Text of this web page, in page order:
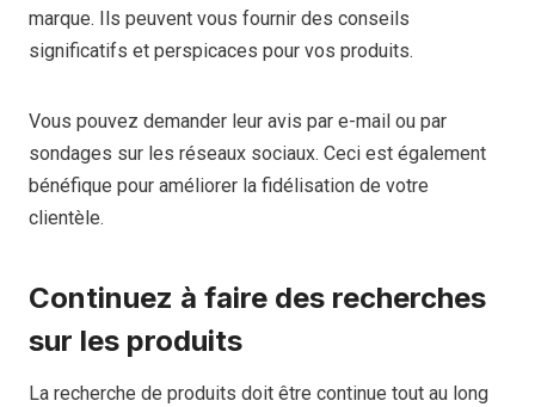
marque. Ils peuvent vous fournir des conseils
significatifs et perspicaces pour vos produits.
Vous pouvez demander leur avis par e-mail ou par
sondages sur les réseaux sociaux. Ceci est également
bénéfique pour améliorer la fidélisation de votre
clientèle.
Continuez à faire des recherches
sur les produits
La recherche de produits doit être continue tout au long